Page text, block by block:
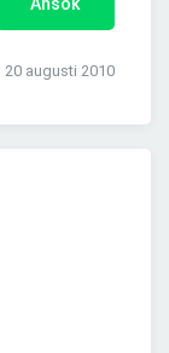
Ansök
20 augusti 2010